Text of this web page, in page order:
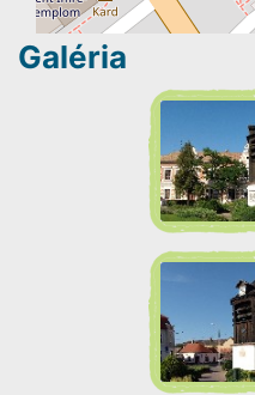
Galéria